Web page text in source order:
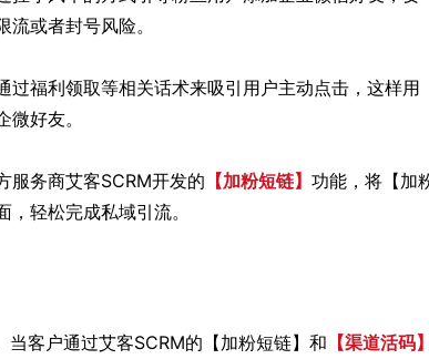
或者封号风险。
福利领取等相关话术来吸引用户主动点击，这样用
好友。
服务商艾客SCRM开发的 【加粉短链】 功能，将【加
轻松完成私域引流。
客户通过艾客SCRM的【加粉短链】和 【渠道活码